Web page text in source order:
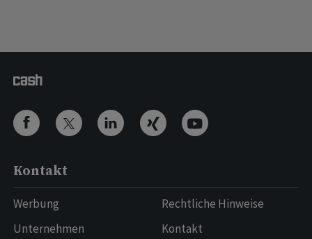
Kontakt
Werbung
Unternehmen
Rechtliche Hinweise
Kontakt